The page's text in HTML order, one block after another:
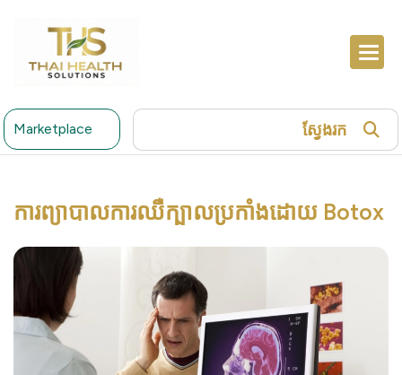
Marketplace ស្វែងរក
ការព្យាបាលការឈឺក្បាលប្រកាំងដោយ Botox